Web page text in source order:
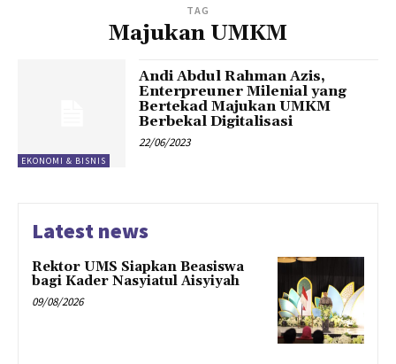
TAG
Majukan UMKM
EKONOMI & BISNIS
Andi Abdul Rahman Azis,
Enterpreuner Milenial yang
Bertekad Majukan UMKM
Berbekal Digitalisasi
22/06/2023
Latest news
Rektor UMS Siapkan Beasiswa
bagi Kader Nasyiatul Aisyiyah
09/08/2026